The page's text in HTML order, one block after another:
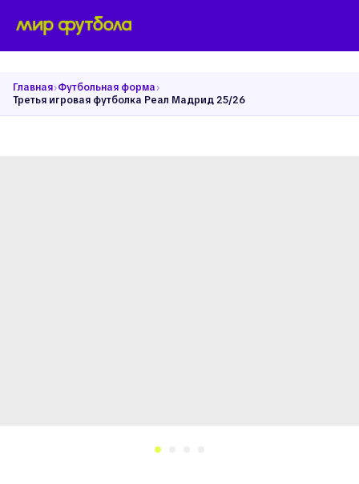
Главная›Футбольная форма›
Третья игровая футболка Реал Мадрид 25/26